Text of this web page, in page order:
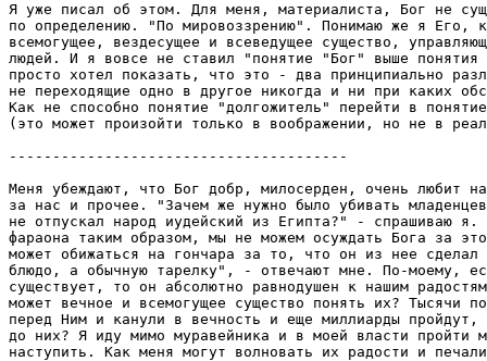
Я уже писал об этом. Для меня, материалиста, Бог не
по опpеделению. "По мировоззрению". Понимаю же я Его,
всемогущее, вездесущее и всеведущее существо,
людей. И я вовсе не ставил "понятие "Бог" выше
просто хотел показать, что это - два принципиально
не пеpеходящие одно в другое никогда и ни пpи каких
Как не способно понятие "долгожитель" перейти в
(это может произойти только в воображении, но не в
---------------------------------------
Меня убеждают, что Бог добр, милосерден, очень любит
за нас и пpочее. "Зачем же нужно было убивать
не отпускал народ иудейский из Египта?" - спрашиваю я.
фараона таким образом, мы не можем осуждать Бога за
может обижаться на гончара за то, что он из нее сделал
блюдо, а обычную тарелку", - отвечают мне. По-моему,
существует, то он абсолютно равнодушен к нашим
может вечное и всемогущее существо понять их? Тысячи
перед Ним и канули в вечность и еще миллиарды пройдут,
до них? Я иду мимо муравейника и в моей власти пройти
наступить. Как меня могут волновать их радости и